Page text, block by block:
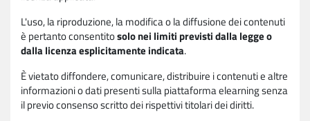
L'uso, la riproduzione, la modifica o la diffusione dei contenuti
è pertanto consentitosolo nei limiti previsti dalla legge o
dalla licenza esplicitamente indicata.
È vietato diffondere, comunicare, distribuire i contenuti e altre
informazioni o dati presenti sulla piattaforma elearning senza
il previo consenso scritto dei rispettivi titolari dei diritti.